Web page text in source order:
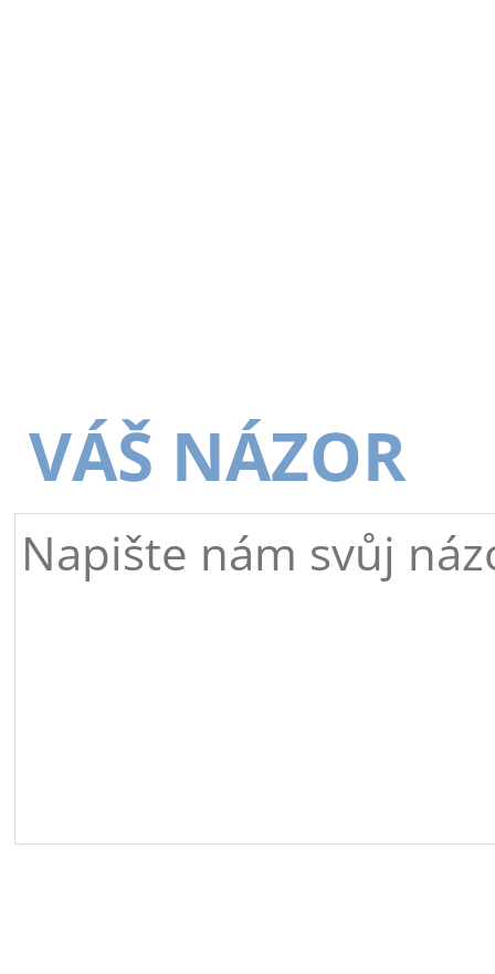
VÁŠ NÁZOR